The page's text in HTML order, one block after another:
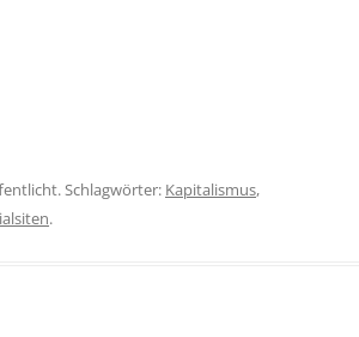
Schlagwörter: Kapitalismus,
.